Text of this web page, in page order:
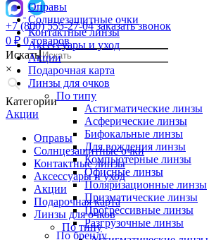
+7 (800) 555-27-04 заказать звонок
0 ₽ 0 товаров
Искать
×
Категории
Акции
Оправы
Солнцезащитные очки
Контактные линзы
Аксессуары и уход
Акции
Подарочная карта
Линзы для очков
По типу
Оправы
Солнцезащитные очки
Контактные линзы
Аксессуары и уход
Акции
Подарочная карта
Линзы для очков
По типу
Астигматические линзы
Асферические линзы
Бифокальные линзы
Для вождения линзы
Компьютерные линзы
Офисные линзы
Поляризационные линзы
Призматические линзы
Прогрессивные линзы
Разгрузочные линзы
По бренду